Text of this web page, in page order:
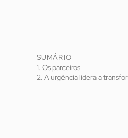
SUMÁRIO
1. Os parceiros
2. A urgência lidera a